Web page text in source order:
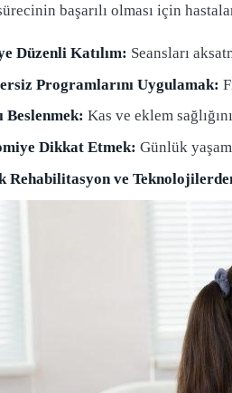
başarılı olması için
Düzenli Katılım: Seansları
Programlarını Uygulamak:
Beslenmek: Kas ve eklem
Dikkat Etmek: Günlük
Rehabilitasyon ve